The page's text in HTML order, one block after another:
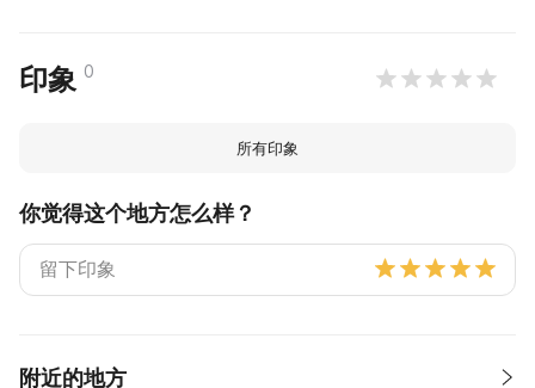
印象 0
所有印象
你觉得这个地方怎么样？
附近的地方